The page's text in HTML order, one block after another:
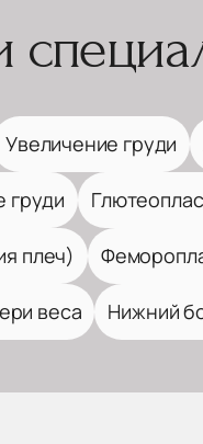
Увеличение груди
груди
плеч)
веса Нижний